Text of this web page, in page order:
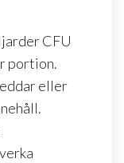
CFU
portion.
eller